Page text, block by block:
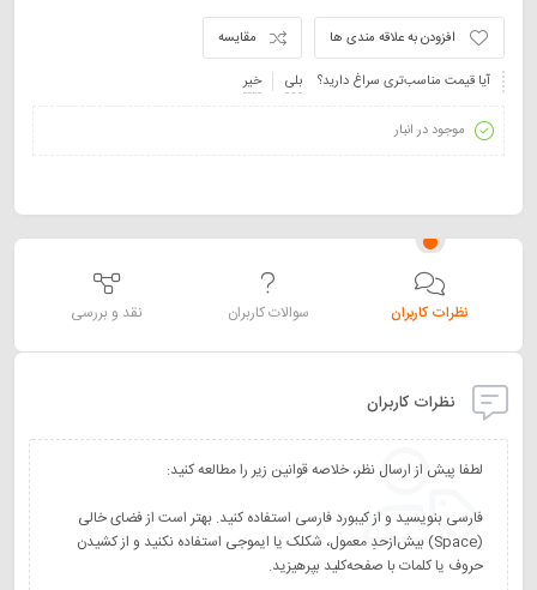
مقایسه
افزودن به علاقه مندی ها
آیا قیمت مناسب‌تری سراغ دارید؟
بلی خیر
موجود در انبار
نظرات کاربران سوالات کاربران نقد و بررسی
نظرات کاربران
فارسی بنویسید و از کیبورد فارسی استفاده کنید. بهتر است از فضای خالی
(Space) بیش‌از‌حدِ معمول، شکلک یا ایموجی استفاده نکنید و از کشیدن